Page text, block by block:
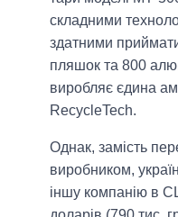
складними
здатними
пляшок та 800
виробляє єдина
RecycleTech.
Однак, замість
виробником,
іншу компанію в